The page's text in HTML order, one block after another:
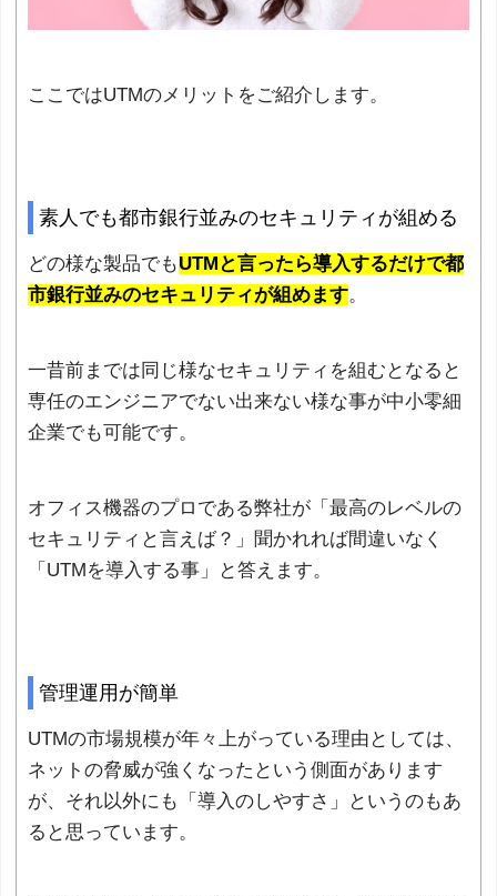
ここではUTMのメリットをご紹介します。
素人でも都市銀行並みのセキュリティが組める
どの様な製品でもUTMと言ったら導入するだけで都
市銀行並みのセキュリティが組めます。
一昔前までは同じ様なセキュリティを組むとなると
専任のエンジニアでない出来ない様な事が中小零細
企業でも可能です。
オフィス機器のプロである弊社が「最高のレベルの
セキュリティと言えば？」聞かれれば間違いなく
「UTMを導入する事」と答えます。
管理運用が簡単
UTMの市場規模が年々上がっている理由としては、
ネットの脅威が強くなったという側面があります
が、それ以外にも「導入のしやすさ」というのもあ
ると思っています。